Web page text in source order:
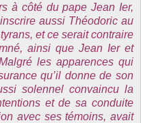
à côté du pape Jean Ier,
aussi Théodoric au
et ce serait contraire
ainsi que Jean Ier et
les apparences qui
qu’il donne de son
solennel convaincu la
et de sa conduite
avec ses témoins, avait